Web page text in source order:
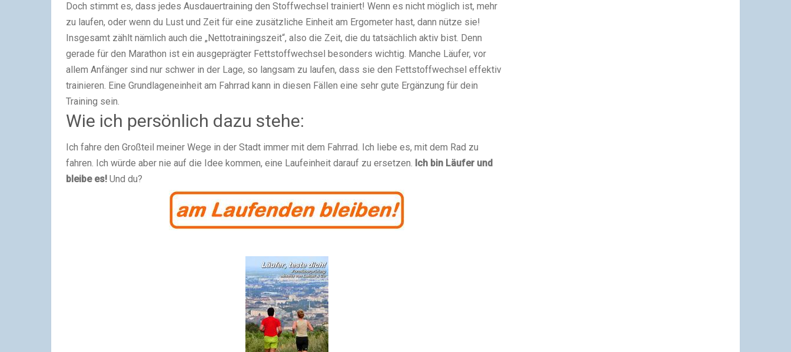
Doch stimmt es, dass jedes Ausdauertraining den Stoffwechsel trainiert! Wenn es nicht möglich ist, mehr
zu laufen, oder wenn du Lust und Zeit für eine zusätzliche Einheit am Ergometer hast, dann nütze sie!
Insgesamt zählt nämlich auch die „Nettotrainingszeit“, also die Zeit, die du tatsächlich aktiv bist. Denn
gerade für den Marathon ist ein ausgeprägter Fettstoffwechsel besonders wichtig. Manche Läufer, vor
allem Anfänger sind nur schwer in der Lage, so langsam zu laufen, dass sie den Fettstoffwechsel effektiv
trainieren. Eine Grundlageneinheit am Fahrrad kann in diesen Fällen eine sehr gute Ergänzung für dein
Training sein.
Wie ich persönlich dazu stehe:
Ich fahre den Großteil meiner Wege in der Stadt immer mit dem Fahrrad. Ich liebe es, mit dem Rad zu
fahren. Ich würde aber nie auf die Idee kommen, eine Laufeinheit darauf zu ersetzen. Ich bin Läufer und
bleibe es! Und du?